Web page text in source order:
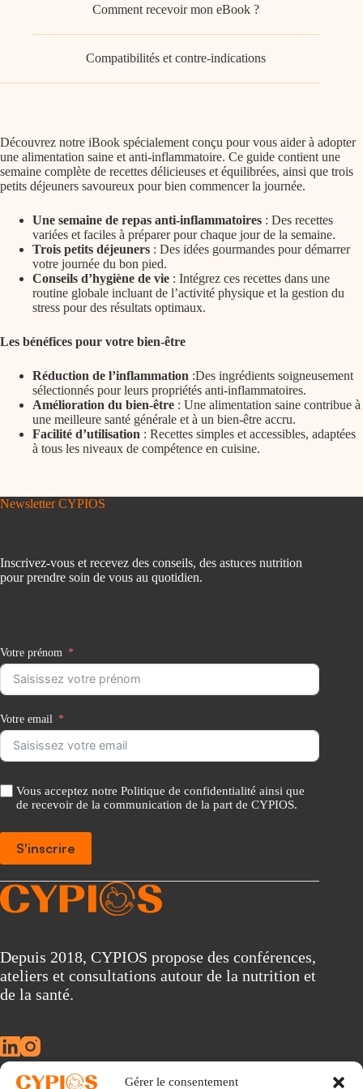
Gérer le consentement
Comment recevoir mon eBook ?
Compatibilités et contre-indications
Découvrez notre iBook spécialement conçu pour vous aider à adopter
une alimentation saine et anti-inflammatoire. Ce guide contient une
semaine complète de recettes délicieuses et équilibrées, ainsi que trois
petits déjeuners savoureux pour bien commencer la journée.
Une semaine de repas anti-inflammatoires : Des recettes
variées et faciles à préparer pour chaque jour de la semaine.
Trois petits déjeuners : Des idées gourmandes pour démarrer
votre journée du bon pied.
Conseils d’hygiène de vie : Intégrez ces recettes dans une
routine globale incluant de l’activité physique et la gestion du
stress pour des résultats optimaux.
Les bénéfices pour votre bien-être
Réduction de l’inflammation :Des ingrédients soigneusement
sélectionnés pour leurs propriétés anti-inflammatoires.
Amélioration du bien-être : Une alimentation saine contribue à
une meilleure santé générale et à un bien-être accru.
Facilité d’utilisation : Recettes simples et accessibles, adaptées
à tous les niveaux de compétence en cuisine.
Newsletter CYPIOS
Inscrivez-vous et recevez des conseils, des astuces nutrition
pour prendre soin de vous au quotidien.
Votre prénom
Votre email
Vous acceptez notre Politique de confidentialité ainsi que
de recevoir de la communication de la part de CYPIOS.
S'inscrire
A
l
n
a
t
e
:
Depuis 2018, CYPIOS propose des conférences,
ateliers et consultations autour de la nutrition et
de la santé.